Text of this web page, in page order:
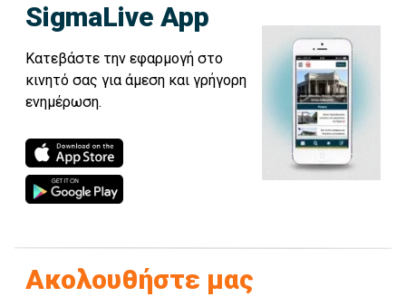
SigmaLive App
Κατεβάστε την εφαρμογή στο
κινητό σας για άμεση και γρήγορη
ενημέρωση.
Ακολουθήστε μας